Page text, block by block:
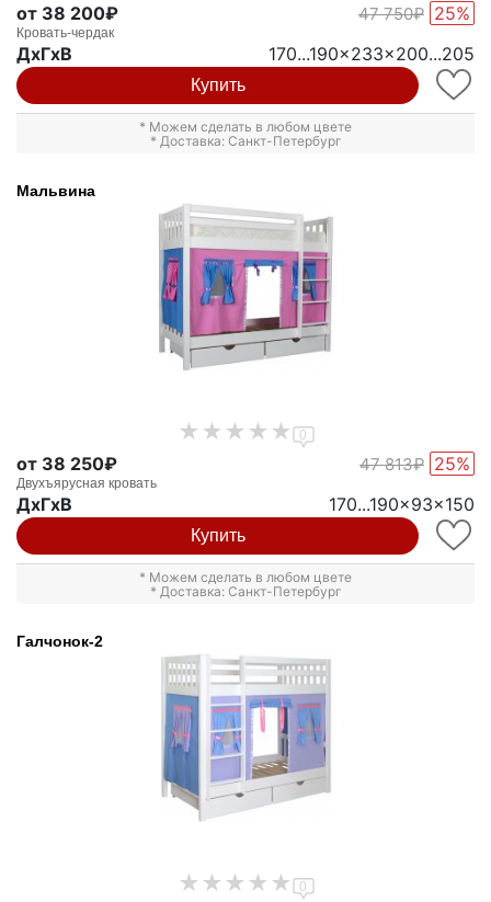
от 38 200₽ 47 750₽ 25%
Кровать-чердак
ДxГxВ 170...190x233x200...205
Купить
* Можем сделать в любом цвете
* Доставка: Санкт-Петербург
Мальвина
0
от 38 250₽ 47 813₽ 25%
Двухъярусная кровать
ДxГxВ 170...190x93x150
Купить
* Можем сделать в любом цвете
* Доставка: Санкт-Петербург
Галчонок-2
0